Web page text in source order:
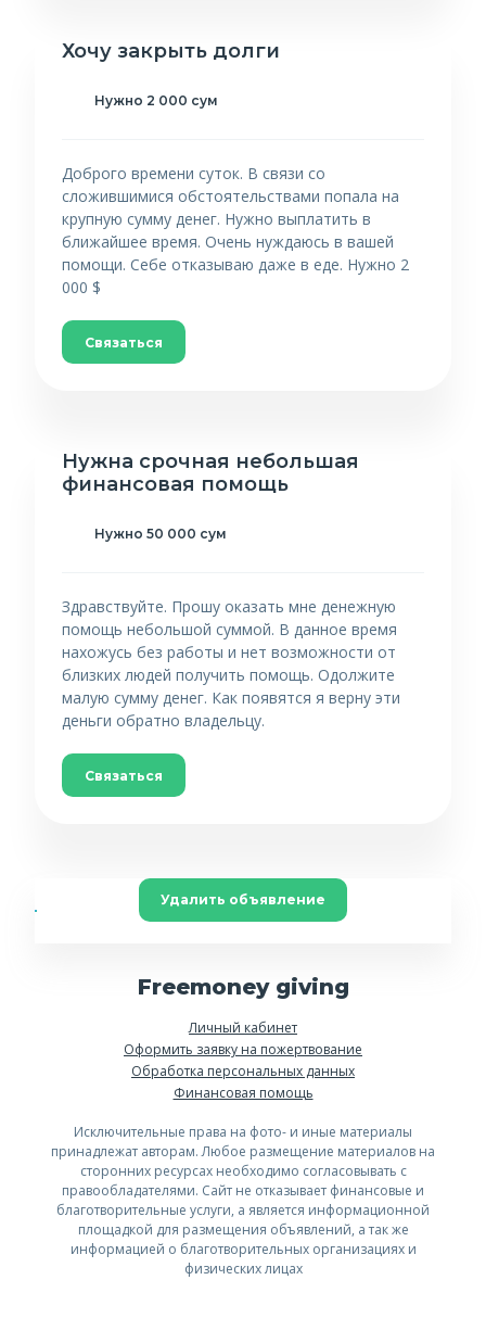
Хочу закрыть долги
Нужно 2 000 сум
Доброго времени суток. В связи со
сложившимися обстоятельствами попала на
крупную сумму денег. Нужно выплатить в
ближайшее время. Очень нуждаюсь в вашей
помощи. Себе отказываю даже в еде. Нужно 2
000 $
Связаться
Нужна срочная небольшая
финансовая помощь
Нужно 50 000 сум
Здравствуйте. Прошу оказать мне денежную
помощь небольшой суммой. В данное время
нахожусь без работы и нет возможности от
близких людей получить помощь. Одолжите
малую сумму денег. Как появятся я верну эти
деньги обратно владельцу.
Связаться
Удалить объявление
Freemoney giving
Личный кабинет
Оформить заявку на пожертвование
Обработка персональных данных
Финансовая помощь
Исключительные права на фото- и иные материалы
принадлежат авторам. Любое размещение материалов на
сторонних ресурсах необходимо согласовывать с
правообладателями. Сайт не отказывает финансовые и
благотворительные услуги, а является информационной
площадкой для размещения объявлений, а так же
информацией о благотворительных организациях и
физических лицах